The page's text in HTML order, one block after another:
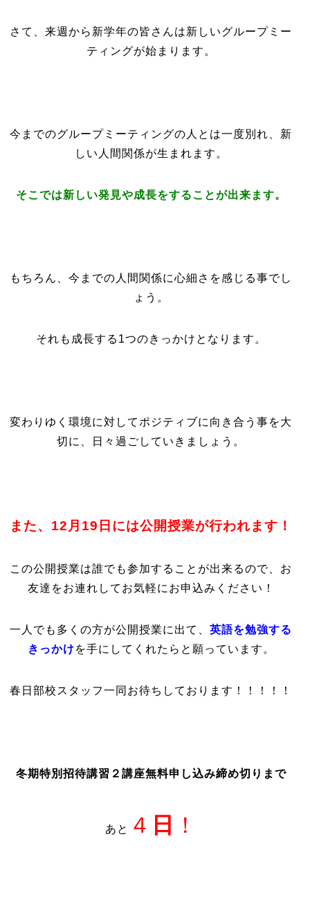
さて、来週から新学年の皆さんは新しいグループミー
ティングが始まります。
今までのグループミーティングの人とは一度別れ、新
しい人間関係が生まれます。
そこでは新しい発見や成長をすることが出来ます。
もちろん、今までの人間関係に心細さを感じる事でし
ょう。
それも成長する1つのきっかけとなります。
変わりゆく環境に対してポジティブに向き合う事を大
切に、日々過ごしていきましょう。
また、12月19日には公開授業が行われます！
この公開授業は誰でも参加することが出来るので、お
友達をお連れしてお気軽にお申込みください！
一人でも多くの方が公開授業に出て、英語を勉強する
きっかけを手にしてくれたらと願っています。
春日部校スタッフ一同お待ちしております！！！！！
冬期特別招待講習２講座無料申し込み締め切りまで
あと ４ 日 ！